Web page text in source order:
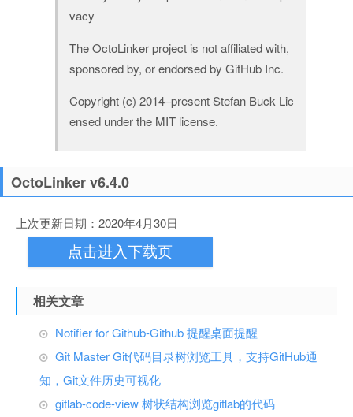
vacy
The OctoLinker project is not affiliated with,
sponsored by, or endorsed by GitHub Inc.
Copyright (c) 2014–present Stefan Buck Lic
ensed under the MIT license.
OctoLinker v6.4.0
上次更新日期：2020年4月30日
点击进入下载页
相关文章
Notifier for Github-Github 提醒桌面提醒
Git Master Git代码目录树浏览工具，支持GitHub通
知，Git文件历史可视化
gitlab-code-view 树状结构浏览gitlab的代码